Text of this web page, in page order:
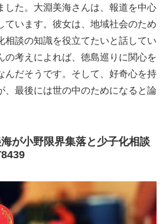
した。大淵美海さんは、報道を中心
ています。彼女は、地域社会のため
相談の知識を役立てたいと話してい
の考えによれば、徳島巡りに関心を
んだそうです。そして、好奇心を持
、最後には世の中のためになると論
が小野限界集落と少子化相談